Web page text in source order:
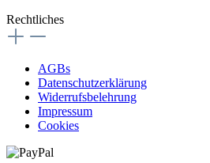
Rechtliches
AGBs
Datenschutzerklärung
Widerrufsbelehrung
Impressum
Cookies